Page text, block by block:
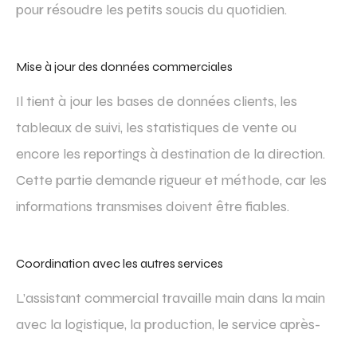
pour résoudre les petits soucis du quotidien.
Mise à jour des données commerciales
Il tient à jour les bases de données clients, les
tableaux de suivi, les statistiques de vente ou
encore les reportings à destination de la direction.
Cette partie demande rigueur et méthode, car les
informations transmises doivent être fiables.
Coordination avec les autres services
L’assistant commercial travaille main dans la main
avec la logistique, la production, le service après-